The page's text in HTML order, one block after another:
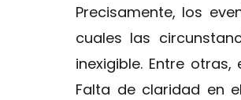
Precisamente, los
cuales las
inexigible. Entre
Falta de claridad en